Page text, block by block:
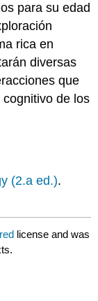
para su edad
rica en
diversas
que
de los
(2.a ed.).
license and was